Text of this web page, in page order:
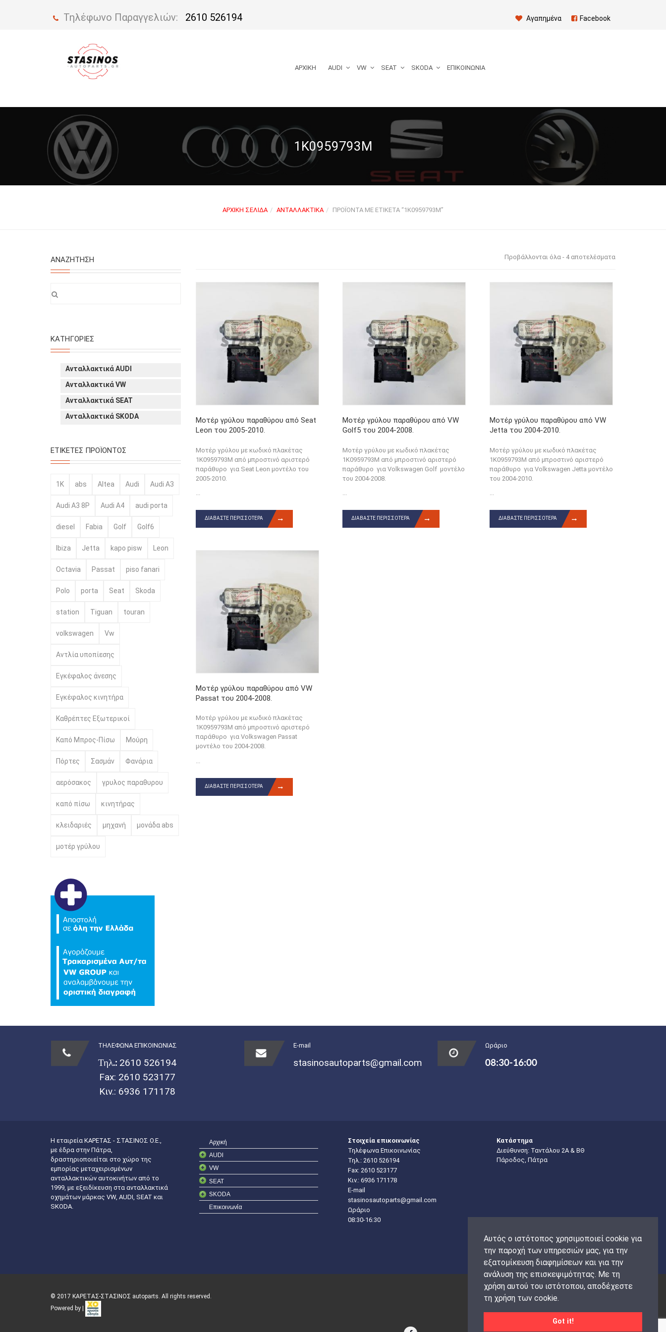
Αυτός ο ιστότοπος χρησιμοποιεί cookie για
την παροχή των υπηρεσιών μας, για την
εξατομίκευση διαφημίσεων και για την
ανάλυση της επισκεψιμότητας. Με τη
χρήση αυτού του ιστότοπου, αποδέχεστε
τη χρήση των cookie.
Got it!
Τηλέφωνο Παραγγελιών: 2610 526194 Αγαπημένα Facebook
ΑΡΧΙΚΉ AUDI VW SEAT SKODA ΕΠΙΚΟΙΝΩΝΊΑ
1K0959793M
ΑΡΧΙΚΉ ΣΕΛΊΔΑ ΑΝΤΑΛΛΑΚΤΙΚΆ ΠΡΟΪΌΝΤΑ ΜΕ ΕΤΙΚΈΤΑ “1K0959793M”
Προβάλλονται όλα - 4 αποτελέσματα
Μοτέρ γρύλου παραθύρου από Seat
Leon του 2005-2010.
Μοτέρ γρύλου με κωδικό πλακέτας
1K0959793M από μπροστινό αριστερό
παράθυρο για Seat Leon μοντέλο του
2005-2010.
...
ΔΙΑΒΆΣΤΕ ΠΕΡΙΣΣΌΤΕΡΑ
Μοτέρ γρύλου παραθύρου από VW
Golf5 του 2004-2008.
Μοτέρ γρύλου με κωδικό πλακέτας
1K0959793M από μπροστινό αριστερό
παράθυρο για Volkswagen Golf μοντέλο
του 2004-2008.
...
ΔΙΑΒΆΣΤΕ ΠΕΡΙΣΣΌΤΕΡΑ
Μοτέρ γρύλου παραθύρου από VW
Jetta του 2004-2010.
Μοτέρ γρύλου με κωδικό πλακέτας
1K0959793M από μπροστινό αριστερό
παράθυρο για Volkswagen Jetta μοντέλο
του 2004-2010.
...
ΔΙΑΒΆΣΤΕ ΠΕΡΙΣΣΌΤΕΡΑ
Μοτέρ γρύλου παραθύρου από VW
Passat του 2004-2008.
Μοτέρ γρύλου με κωδικό πλακέτας
1K0959793M από μπροστινό αριστερό
παράθυρο για Volkswagen Passat
μοντέλο του 2004-2008.
ΔΙΑΒΆΣΤΕ ΠΕΡΙΣΣΌΤΕΡΑ
ΑΝΑΖΉΤΗΣΗ
ΚΑΤΗΓΟΡΊΕΣ
Ανταλλακτικά AUDI
Ανταλλακτικά VW
Ανταλλακτικά SEAT
Ανταλλακτικά SKODA
ΕΤΙΚΈΤΕΣ ΠΡΟΪΌΝΤΟΣ
1K abs Altea Audi Audi A3
Audi A3 8P Audi A4 audi porta
diesel Fabia Golf Golf6
Ibiza Jetta kapo pisw Leon
Octavia Passat piso fanari
Polo porta Seat Skoda
station Tiguan touran
volkswagen Vw
Αντλία υποπίεσης
Εγκέφαλος άνεσης
Εγκέφαλος κινητήρα
Καθρέπτες Εξωτερικοί
Καπό Μπρος-Πίσω Μούρη
Πόρτες Σασμάν Φανάρια
αερόσακος γρυλος παραθυρου
καπό πίσω κινητήρας
κλειδαριές μηχανή μονάδα abs
μοτέρ γρύλου
ΤΗΛΕΦΩΝΑ ΕΠΙΚΟΙΝΩΝΙΑΣ
Τηλ.: 2610 526194
Fax: 2610 523177
Κιν.: 6936 171178
E-mail
stasinosautoparts@gmail.com
Ωράριο
08:30-16:00
Η εταιρεία ΚΑΡΕΤΑΣ - ΣΤΑΣΙΝΟΣ Ο.Ε.,
με έδρα στην Πάτρα,
δραστηριοποιείται στο χώρο της
εμπορίας μεταχειρισμένων
ανταλλακτικών αυτοκινήτων από το
1999, με εξειδίκευση στα ανταλλακτικά
οχημάτων μάρκας VW, AUDI, SEAT και
SKODA.
Αρχική
AUDI
VW
SEAT
SKODA
Επικοινωνία
Στοιχεία επικοινωνίας
Τηλέφωνα Επικοινωνίας
Τηλ.: 2610 526194
Fax: 2610 523177
Κιν.: 6936 171178
E-mail
stasinosautoparts@gmail.com
Ωράριο
08:30-16:30
Κατάστημα
Διεύθυνση: Ταντάλου 2Α & ΒΘ
Πάροδος, Πάτρα
© 2017 ΚΑΡΕΤΑΣ-ΣΤΑΣΙΝΟΣ autoparts. All rights reserved.
Powered by |